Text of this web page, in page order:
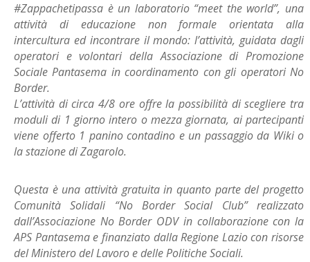
#Zappachetipassa è un laboratorio “meet the world”, una
attività di educazione non formale orientata alla
intercultura ed incontrare il mondo: l’attività, guidata dagli
operatori e volontari della Associazione di Promozione
Sociale Pantasema in coordinamento con gli operatori No
Border.
L’attività di circa 4/8 ore offre la possibilità di scegliere tra
moduli di 1 giorno intero o mezza giornata, ai partecipanti
viene offerto 1 panino contadino e un passaggio da Wiki o
la stazione di Zagarolo.
Questa è una attività gratuita in quanto parte del progetto
Comunità Solidali “No Border Social Club” realizzato
dall’Associazione No Border ODV in collaborazione con la
APS Pantasema e finanziato dalla Regione Lazio con risorse
del Ministero del Lavoro e delle Politiche Sociali.